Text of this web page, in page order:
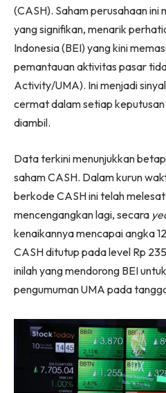
(CASH). Saham perusahaan
yang signifikan, menarik
Indonesia (BEI) yang kini
pemantauan aktivitas pasar
Activity/UMA). Ini menjadi
cermat dalam setiap
diambil.
Data terkini menunjukkan
saham CASH. Dalam kurun
berkode CASH ini telah
mencengangkan lagi, secara
kenaikannya mencapai angka
CASH ditutup pada level Rp
inilah yang mendorong BEI
pengumuman UMA pada